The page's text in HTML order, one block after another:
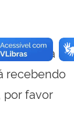
essa
recebendo
por favor